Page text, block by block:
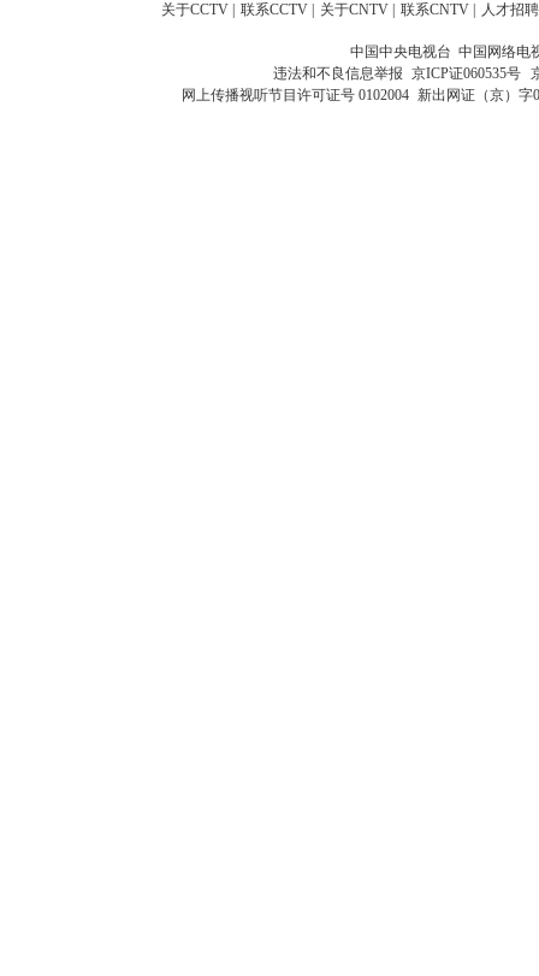
关于CCTV 联系CCTV 关于CNTV 联系CNTV 人才招聘
中国中央电视台 中国网络电
违法和不良信息举报 京ICP证060535号
网上传播视听节目许可证号 0102004 新出网证（京）